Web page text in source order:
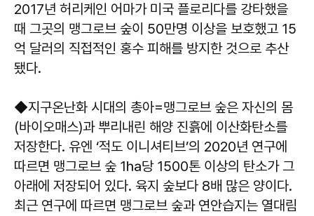
2017년 허리케인 어마가 미국 플로리다를 강타했을
때 그곳의 맹그로브 숲이 50만명 이상을 보호했고 15
억 달러의 직접적인 홍수 피해를 방지한 것으로 추산
됐다.
◆지구온난화 시대의 총아=맹그로브 숲은 자신의 몸
(바이오매스)과 뿌리내린 해양 진흙에 이산화탄소를
저장한다. 유엔 ‘적도 이니셔티브’의 2020년 연구에
따르면 맹그로브 숲 1㏊당 1500톤 이상의 탄소가 그
아래에 저장되어 있다. 육지 숲보다 8배 많은 양이다.
최근 연구에 따르면 맹그로브 숲과 연안습지는 열대림